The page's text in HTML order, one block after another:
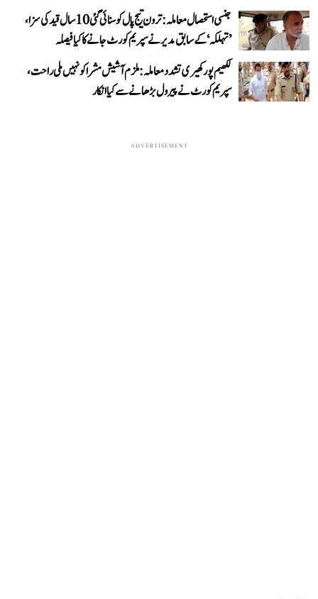
جنسی استحصال معاملہ: ترون تیج پال کو سنائی گئی 10 سال قید کی سزا،
’تہلکہ‘ کے سابق مدیر نے سپریم کورٹ جانے کا کیا فیصلہ
لکھیم پور کھیری تشدد معاملہ: ملزم آشیش مشرا کو نہیں ملی راحت،
سپریم کورٹ نے پیرول بڑھانے سے کیا انکار
ADVERTISEMENT